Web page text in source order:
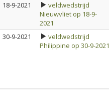
18-9-2021
veldwedstrijd
Nieuwvliet op 18-9-
2021
30-9-2021
veldwedstrijd
Philippine op 30-9-2021